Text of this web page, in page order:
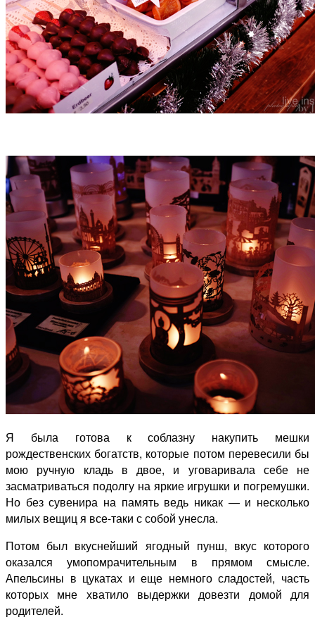
Я была готова к соблазну накупить мешки
рождественских богатств, которые потом перевесили бы
мою ручную кладь в двое, и уговаривала себе не
засматриваться подолгу на яркие игрушки и погремушки.
Но без сувенира на память ведь никак — и несколько
милых вещиц я все-таки с собой унесла.
Потом был вкуснейший ягодный пунш, вкус которого
оказался умопомрачительным в прямом смысле.
Апельсины в цукатах и еще немного сладостей, часть
которых мне хватило выдержки довезти домой для
родителей.